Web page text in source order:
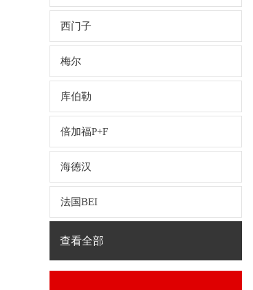
西门子
梅尔
库伯勒
倍加福P+F
海德汉
法国BEI
查看全部